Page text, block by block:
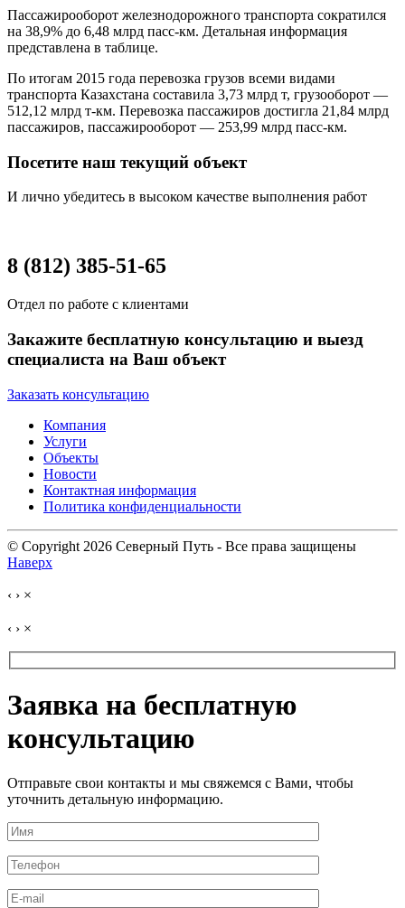
Пассажирооборот железнодорожного транспорта сократился
на 38,9% до 6,48 млрд пасс-км. Детальная информация
представлена в таблице.
По итогам 2015 года перевозка грузов всеми видами
транспорта Казахстана составила 3,73 млрд т, грузооборот —
512,12 млрд т-км. Перевозка пассажиров достигла 21,84 млрд
пассажиров, пассажирооборот — 253,99 млрд пасс-км.
Посетите наш текущий объект
И лично убедитесь в высоком качестве выполнения работ
8 (812) 385-51-65
Отдел по работе с клиентами
Закажите бесплатную консультацию и выезд
специалиста на Ваш объект
Заказать консультацию
Компания
Услуги
Объекты
Новости
Контактная информация
Политика конфиденциальности
© Copyright 2026 Северный Путь - Все права защищены
Наверх
‹ › ×
‹ › ×
Заявка на бесплатную
консультацию
Отправьте свои контакты и мы свяжемся с Вами, чтобы
уточнить детальную информацию.